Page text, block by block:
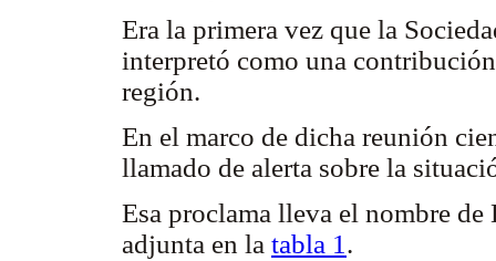
Era la primera vez que la
interpretó como una
región.
En el marco de dicha reunión
llamado de alerta sobre la
Esa proclama lleva el nombre
adjunta en la tabla 1 .